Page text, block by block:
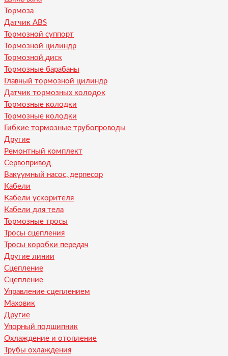
Тормоза
Датчик ABS
Тормозной суппорт
Тормозной цилиндр
Тормозной диск
Тормозные барабаны
Главный тормозной цилиндр
Датчик тормозных колодок
Тормозные колодки
Тормозные колодки
Гибкие тормозные трубопроводы
Другие
Ремонтный комплект
Сервопривод
Вакуумный насос, дерпесор
Кабели
Кабели ускорителя
Кабели для тела
Тормозные тросы
Тросы сцепления
Тросы коробки передач
Другие линии
Сцепление
Сцепление
Управление сцеплением
Маховик
Другие
Упорный подшипник
Охлаждение и отопление
Трубы охлаждения